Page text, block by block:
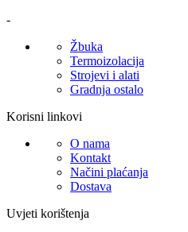
-
Žbuka
Termoizolacija
Strojevi i alati
Gradnja ostalo
Korisni linkovi
O nama
Kontakt
Načini plaćanja
Dostava
Uvjeti korištenja